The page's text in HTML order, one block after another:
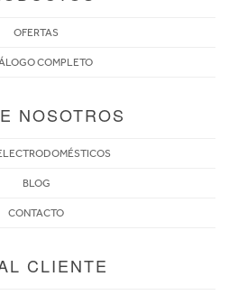
OFERTAS
COMPLETO
NOSOTROS
BLOG
CONTACTO
CLIENTE